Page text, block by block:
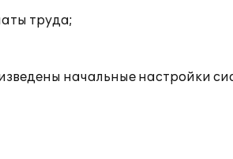
труда;
начальные настройки